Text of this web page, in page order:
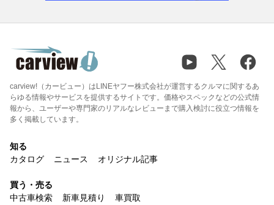
carview!（カービュー）はLINEヤフー株式会社が運営するクルマに関するあ
らゆる情報やサービスを提供するサイトです。価格やスペックなどの公式情
報から、ユーザーや専門家のリアルなレビューまで購入検討に役立つ情報を
多く掲載しています。
知る
カタログ
ニュース オリジナル記事
買う・売る
中古車検索
新車見積り 車買取